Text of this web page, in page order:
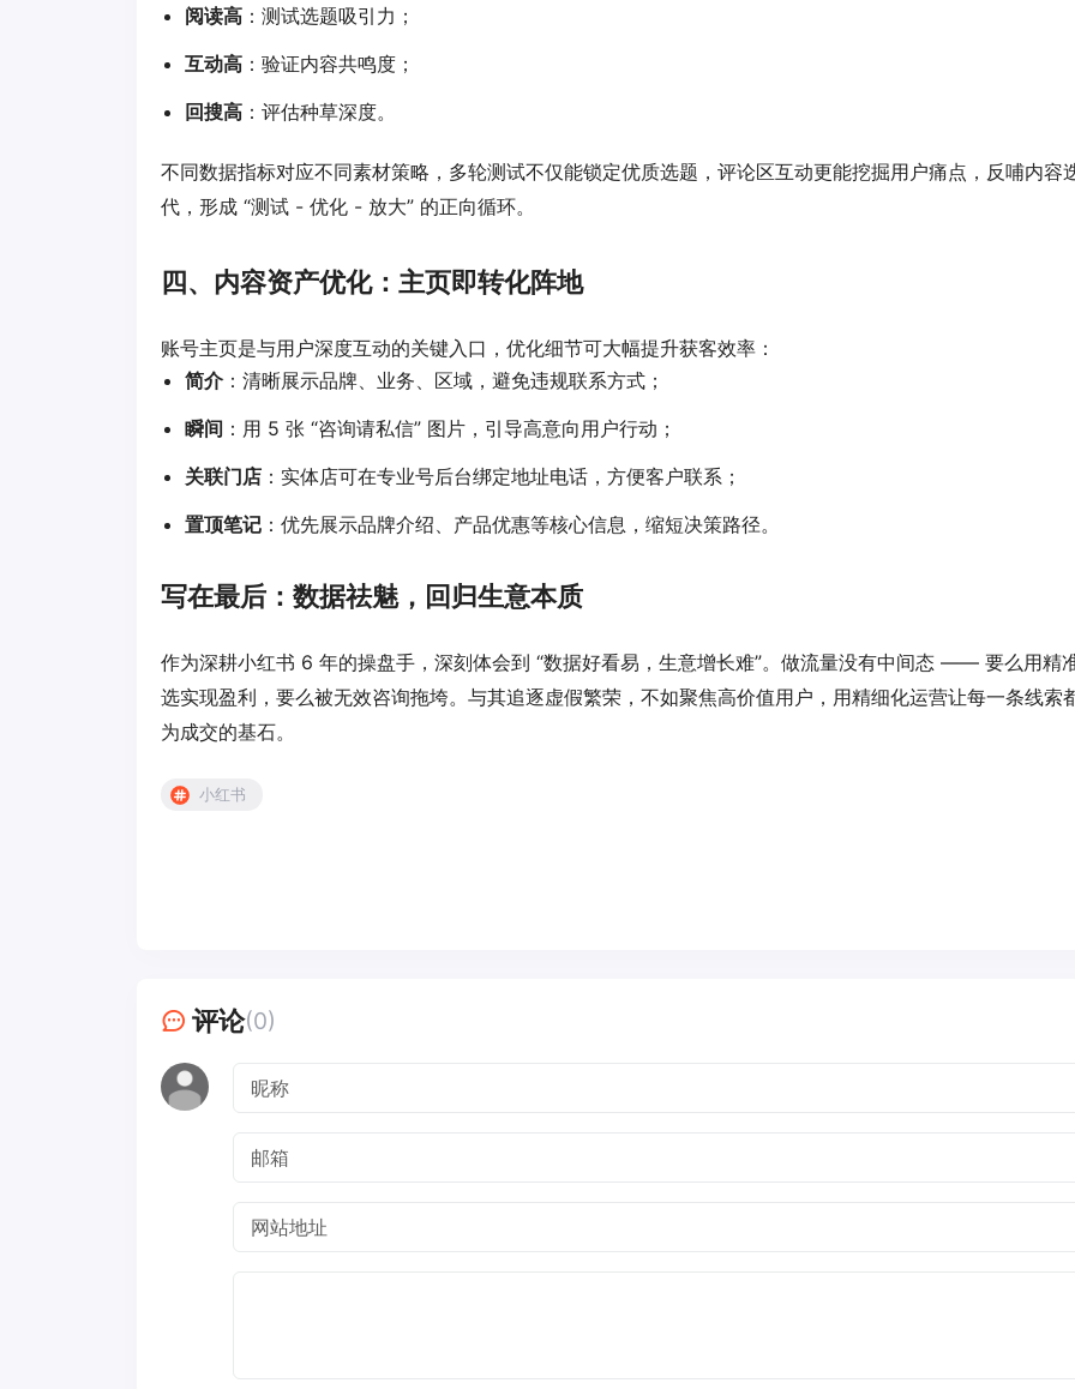
阅读高 ：测试选题吸引力；
互动高 ：验证内容共鸣度；
回搜高 ：评估种草深度。
不同数据指标对应不同素材策略，多轮测试不仅能锁定优质选题，评论区互动更能挖掘用户痛点，反哺内容
代，形成 “测试 - 优化 - 放大” 的正向循环。
四、内容资产优化：主页即转化阵地
账号主页是与用户深度互动的关键入口，优化细节可大幅提升获客效率：
简介：清晰展示品牌、业务、区域，避免违规联系方式；
瞬间 ：用 5 张 “咨询请私信” 图片，引导高意向用户行动；
关联门店 ：实体店可在专业号后台绑定地址电话，方便客户联系；
置顶笔记 ：优先展示品牌介绍、产品优惠等核心信息，缩短决策路径。
写在最后：数据祛魅，回归生意本质
作为深耕小红书 6 年的操盘手，深刻体会到 “数据好看易，生意增长难”。做流量没有中间态 —— 要么用精
选实现盈利，要么被无效咨询拖垮。与其追逐虚假繁荣，不如聚焦高价值用户，用精细化运营让每一条线索
为成交的基石。
小红书
评论(0)